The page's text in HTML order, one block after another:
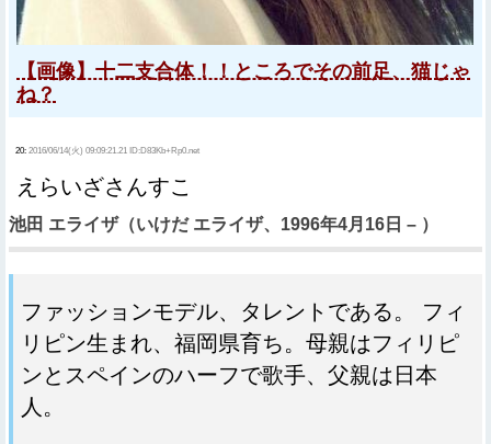
【画像】十二支合体！！ところでその前足、猫じゃ
ね？
20: 2016/06/14(火) 09:09:21.21 ID:D83Kb+Rp0.net
えらいざさんすこ
池田 エライザ（いけだ エライザ、1996年4月16日 – ）
ファッションモデル、タレントである。 フィ
リピン生まれ、福岡県育ち。母親はフィリピ
ンとスペインのハーフで歌手、父親は日本
人。